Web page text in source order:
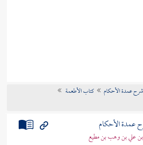
عمدة الأحكام
كتاب الأطعمة
عمدة الأحكام
بن علي بن وهب بن مطيع